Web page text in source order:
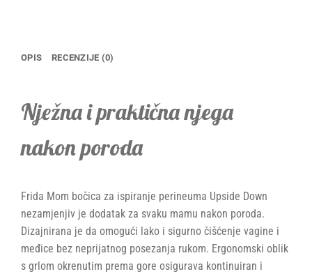
OPIS RECENZIJE (0)
Nježna i praktična njega
nakon poroda
Frida Mom bočica za ispiranje perineuma Upside Down
nezamjenjiv je dodatak za svaku mamu nakon poroda.
Dizajnirana je da omogući lako i sigurno čišćenje vagine i
međice bez neprijatnog posezanja rukom. Ergonomski oblik
s grlom okrenutim prema gore osigurava kontinuiran i